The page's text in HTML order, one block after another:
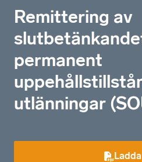
Remittering av
permanent
utlänningar